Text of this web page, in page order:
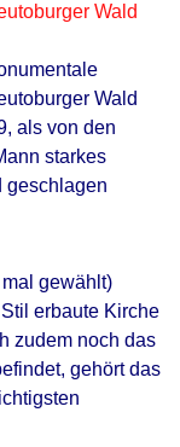
Wald
Wald
als von den
starkes
geschlagen
gewählt)
erbaute Kirche
zudem noch das
gehört das